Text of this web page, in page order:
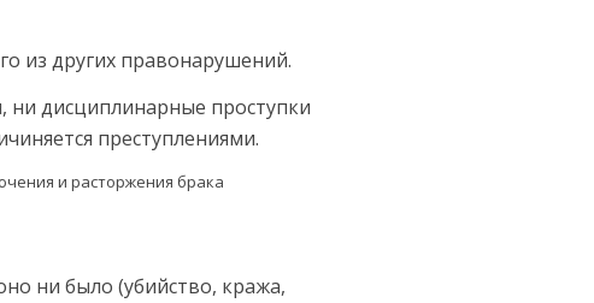
из других правонарушений.
дисциплинарные проступки
преступлениями.
ни было (убийство, кража,